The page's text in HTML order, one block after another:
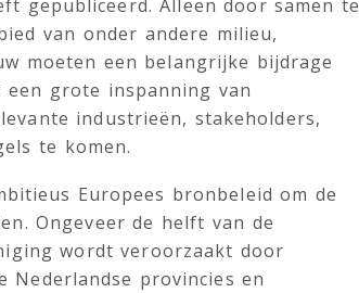
gepubliceerd. Alleen door samen te
van onder andere milieu,
moeten een belangrijke bijdrage
grote inspanning van
industrieën, stakeholders,
te komen.
Europees bronbeleid om de
Ongeveer de helft van de
wordt veroorzaakt door
Nederlandse provincies en